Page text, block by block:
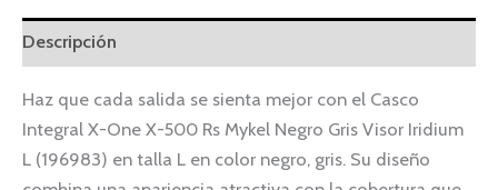
Descripción
Haz que cada salida se sienta mejor con el Casco
Integral X-One X-500 Rs Mykel Negro Gris Visor Iridium
L (196983) en talla L en color negro, gris. Su diseño